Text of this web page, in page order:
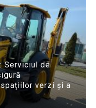
Serviciul de
verzi și a